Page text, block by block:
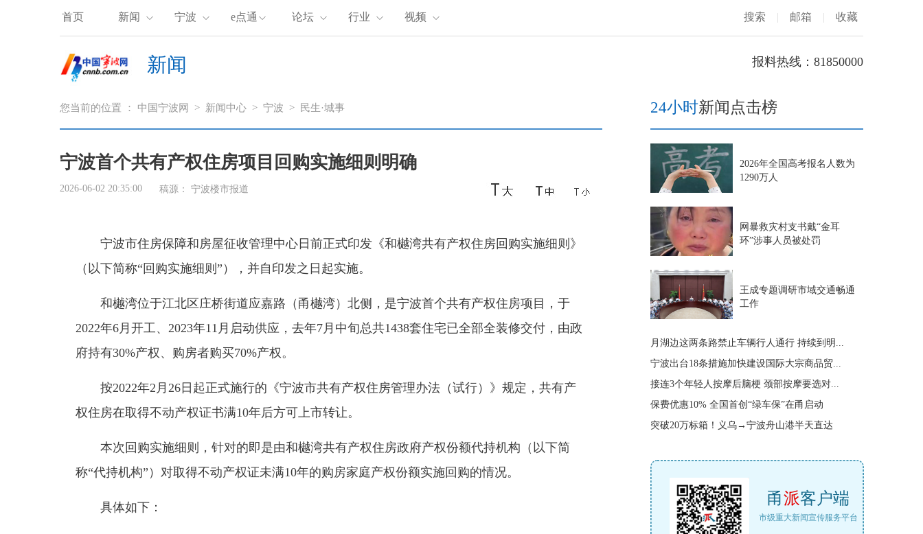
首页 新闻 宁波 e点通 论坛 行业 视频 搜索 | 邮箱 | 收藏
新闻 报料热线：81850000
您当前的位置 ： 中国宁波网 > 新闻中心 > 宁波 > 民生·城事
宁波首个共有产权住房项目回购实施细则明确
2026-06-02 20:35:00 稿源： 宁波楼市报道
宁波市住房保障和房屋征收管理中心日前正式印发《和樾湾共有产权住房回购实施细则》
（以下简称“回购实施细则”），并自印发之日起实施。
和樾湾位于江北区庄桥街道应嘉路（甬樾湾）北侧，是宁波首个共有产权住房项目，于
2022年6月开工、2023年11月启动供应，去年7月中旬总共1438套住宅已全部全装修交付，由政
府持有30%产权、购房者购买70%产权。
按2022年2月26日起正式施行的《宁波市共有产权住房管理办法（试行）》规定，共有产
权住房在取得不动产权证书满10年后方可上市转让。
本次回购实施细则，针对的即是由和樾湾共有产权住房政府产权份额代持机构（以下简
称“代持机构”）对取得不动产权证未满10年的购房家庭产权份额实施回购的情况。
具体如下：
24小时新闻点击榜
2026年全国高考报名人数为
1290万人
网暴救灾村支书戴“金耳
环”涉事人员被处罚
王成专题调研市域交通畅通
工作
月湖边这两条路禁止车辆行人通行 持续到明...
宁波出台18条措施加快建设国际大宗商品贸...
接连3个年轻人按摩后脑梗 颈部按摩要选对...
保费优惠10% 全国首创“绿车保”在甬启动
突破20万标箱！义乌→宁波舟山港半天直达
甬派客户端
市级重大新闻宣传服务平台